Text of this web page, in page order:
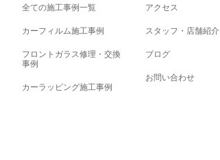
全ての施工事例一覧
カーフィルム施工事例
フロントガラス修理・交換
事例
カーラッピング施工事例
アクセス
スタッフ・店舗紹介
ブログ
お問い合わせ